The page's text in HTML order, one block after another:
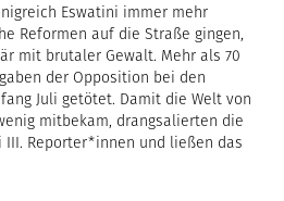
Eswatini immer mehr
Reformen auf die Straße gingen,
mit brutaler Gewalt. Mehr als 70
der Opposition bei den
Juli getötet. Damit die Welt von
mitbekam, drangsalierten die
III. Reporter*innen und ließen das